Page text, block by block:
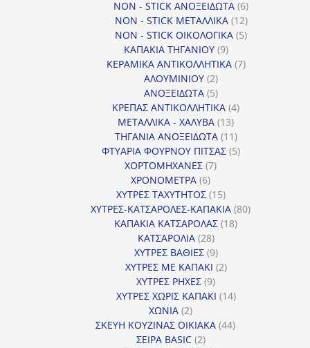
προϊόντα
NON - STICK ΑΝΟΞΕΙΔΩΤΑ 66
προϊόντα
NON - STICK ΜΕΤΑΛΛΙΚΑ 1212
προϊόντα
NON - STICK ΟΙΚΟΛΟΓΙΚΑ 55
ΚΑΠΑΚΙΑ ΤΗΓΑΝΙΟΥ 99
προϊόντα
ΚΕΡΑΜΙΚΑ ΑΝΤΙΚΟΛΛΗΤΙΚΑ 77
ΑΛΟΥΜΙΝΙΟΥ 22
προϊόντα
ΑΝΟΞΕΙΔΩΤΑ 55
προϊόντα
ΚΡΕΠΑΣ ΑΝΤΙΚΟΛΛΗΤΙΚΑ 44
ΜΕΤΑΛΛΙΚΑ - ΧΑΛΥΒΑ 1313
προϊόντα
ΤΗΓΑΝΙΑ ΑΝΟΞΕΙΔΩΤΑ 1111
προϊόντα
ΦΤΥΑΡΙΑ ΦΟΥΡΝΟΥ ΠΙΤΣΑΣ 55
ΧΟΡΤΟΜΗΧΑΝΕΣ 77
ΧΡΟΝΟΜΕΤΡΑ 66
προϊόντα
ΧΥΤΡΕΣ ΤΑΧΥΤΗΤΟΣ 1515
προϊόντα
ΧΥΤΡΕΣ-ΚΑΤΣΑΡΟΛΕΣ-ΚΑΠΑΚΙΑ 8080
ΚΑΠΑΚΙΑ ΚΑΤΣΑΡΟΛΑΣ 1818
ΚΑΤΣΑΡΟΛΙΑ 2828
προϊόντα
ΧΥΤΡΕΣ ΒΑΘΙΕΣ 99
προϊόντα
ΧΥΤΡΕΣ ΜΕ ΚΑΠΑΚΙ 22
ΧΥΤΡΕΣ ΡΗΧΕΣ 99
προϊόντα
ΧΥΤΡΕΣ ΧΩΡΙΣ ΚΑΠΑΚΙ 1414
ΧΩΝΙΑ 22
προϊόντα
ΣΚΕΥΗ ΚΟΥΖΙΝΑΣ ΟΙΚΙΑΚΑ 4444
ΣΕΙΡΑ BASIC 22